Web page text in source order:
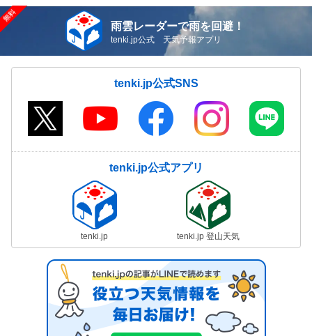
雨雲レーダーで雨を回避！
tenki.jp公式 天気予報アプリ
tenki.jp公式SNS
tenki.jp公式アプリ
tenki.jp tenki.jp 登山天気